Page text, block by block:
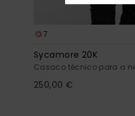
7
Sycamore 20K
Casaco técnico para a
250,00 €